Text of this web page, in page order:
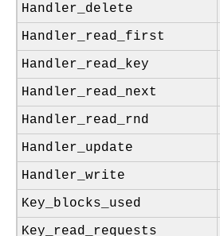
Handler_delete
Handler_read_first
Handler_read_key
Handler_read_next
Handler_read_rnd
Handler_update
Handler_write
Key_blocks_used
Key_read_requests